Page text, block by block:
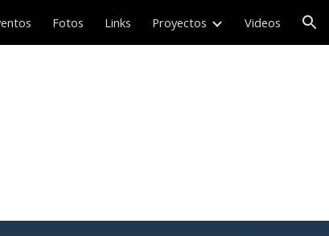
Fotos Links Proyectos Videos